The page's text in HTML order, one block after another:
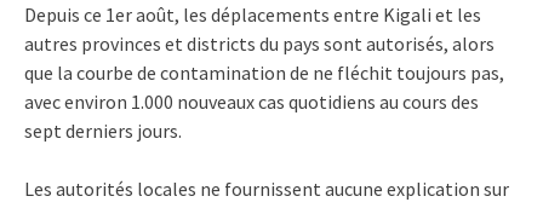
Depuis ce 1er août, les déplacements entre Kigali et les
autres provinces et districts du pays sont autorisés, alors
que la courbe de contamination de ne fléchit toujours pas,
avec environ 1.000 nouveaux cas quotidiens au cours des
sept derniers jours.
Les autorités locales ne fournissent aucune explication sur